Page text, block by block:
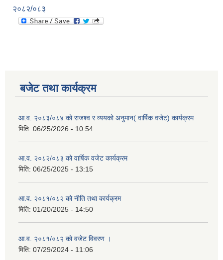
२०८२/०८३
बजेट तथा कार्यक्रम
आ.व. २०८३/०८४ को राजश्व र व्ययको अनुमान( वार्षिक वजेट) कार्यक्रम
मिति: 06/25/2026 - 10:54
आ.व. २०८२/०८३ को वार्षिक वजेट कार्यक्रम
मिति: 06/25/2025 - 13:15
आ.व. २०८१/०८२ को नीति तथा कार्यक्रम
मिति: 01/20/2025 - 14:50
आ.व. २०८१/०८२ को वजेट विवरण ।
मिति: 07/29/2024 - 11:06